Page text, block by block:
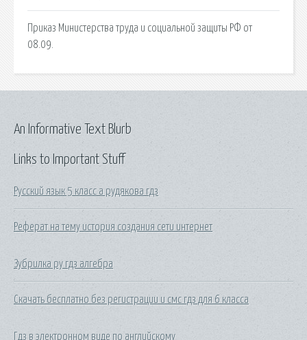
Приказ Министерства труда и социальной защиты РФ от
08.09.
Links to Important Stuff
Русский язык 5 класс а рудякова гдз
Реферат на тему история создания сети интернет
Зубрилка ру гдз алгебра
Скачать бесплатно без регистрации и смс гдз для 6 класса
Гдз в электронном виде по английскому
An Informative Text Blurb